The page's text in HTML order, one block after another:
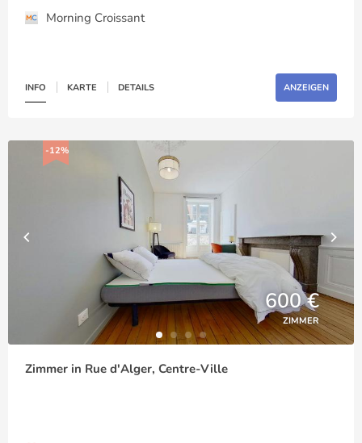
Morning Croissant
INFO KARTE DETAILS ANZEIGEN
-12%
600 €
ZIMMER
Zimmer in Rue d'Alger, Centre-Ville